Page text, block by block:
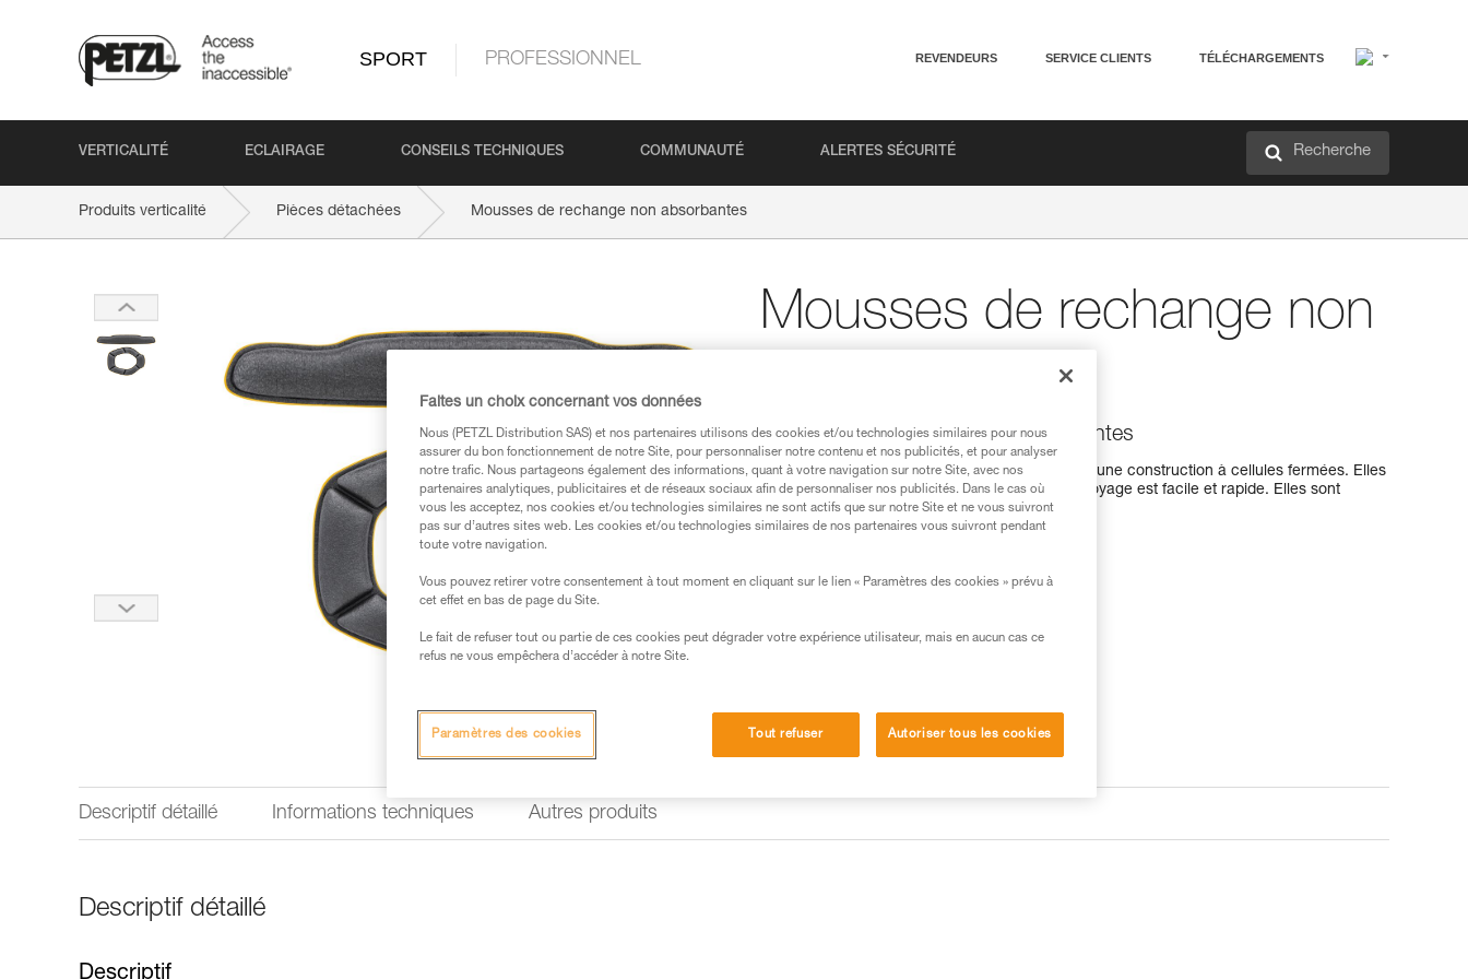
SPORT PROFESSIONNEL REVENDEURS SERVICE CLIENTS TÉLÉCHARGEMENTS
VERTICALITÉ ECLAIRAGE CONSEILS TECHNIQUES COMMUNAUTÉ ALERTES SÉCURITÉ Recherche
Produits verticalité Pièces détachées Mousses de rechange non absorbantes
Mousses de rechange non
Mousses de rechange non absorbantes
Les mousses de rechange non absorbantes ont une construction à cellules fermées. Elles
n'absorbent ni l'eau, ni la transpiration et le nettoyage est facile et rapide. Elles sont
compatibles avec tous les casques Petzl.
Descriptif détaillé Informations techniques Autres produits
Descriptif détaillé
Descriptif
Faites un choix concernant vos données
Nous (PETZL Distribution SAS) et nos partenaires utilisons des cookies et/ou technologies similaires pour nous
assurer du bon fonctionnement de notre Site, pour personnaliser notre contenu et nos publicités, et pour analyser
notre trafic. Nous partageons également des informations, quant à votre navigation sur notre Site, avec nos
partenaires analytiques, publicitaires et de réseaux sociaux afin de personnaliser nos publicités. Dans le cas où
vous les acceptez, nos cookies et/ou technologies similaires ne sont actifs que sur notre Site et ne vous suivront
pas sur d’autres sites web. Les cookies et/ou technologies similaires de nos partenaires vous suivront pendant
toute votre navigation.
Vous pouvez retirer votre consentement à tout moment en cliquant sur le lien « Paramètres des cookies » prévu à
cet effet en bas de page du Site.
Le fait de refuser tout ou partie de ces cookies peut dégrader votre expérience utilisateur, mais en aucun cas ce
refus ne vous empêchera d’accéder à notre Site.
Tout refuser Autoriser tous les cookies
Paramètres des cookies